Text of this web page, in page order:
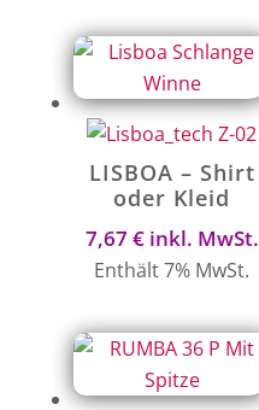
LISBOA – Shirt
oder Kleid
7,67 € inkl. MwSt.
Enthält 7% MwSt.